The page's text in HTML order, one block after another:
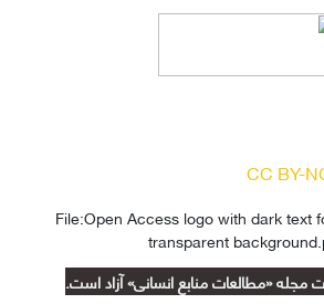
CC BY-
مجله «مطالعات منابع انسانی» آزاد است.